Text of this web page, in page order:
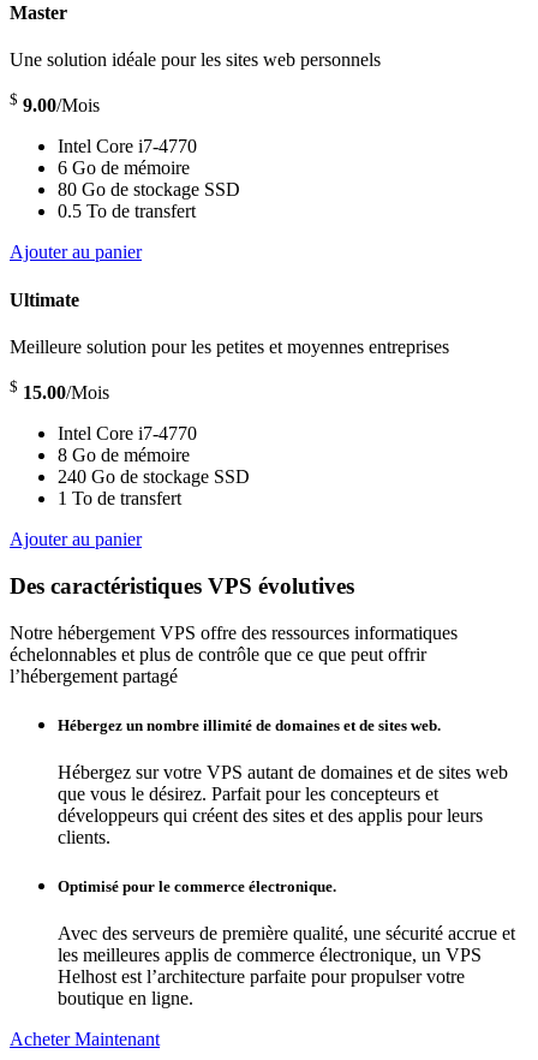
Master
Une solution idéale pour les sites web personnels
$ 9.00/Mois
Intel Core i7-4770
6 Go de mémoire
80 Go de stockage SSD
0.5 To de transfert
Ajouter au panier
Ultimate
Meilleure solution pour les petites et moyennes entreprises
$ 15.00/Mois
Intel Core i7-4770
8 Go de mémoire
240 Go de stockage SSD
1 To de transfert
Ajouter au panier
Des caractéristiques VPS évolutives
Notre hébergement VPS offre des ressources informatiques
échelonnables et plus de contrôle que ce que peut offrir
l’hébergement partagé
Hébergez un nombre illimité de domaines et de sites web.
Hébergez sur votre VPS autant de domaines et de sites web
que vous le désirez. Parfait pour les concepteurs et
développeurs qui créent des sites et des applis pour leurs
clients.
Optimisé pour le commerce électronique.
Avec des serveurs de première qualité, une sécurité accrue et
les meilleures applis de commerce électronique, un VPS
Helhost est l’architecture parfaite pour propulser votre
boutique en ligne.
Acheter Maintenant